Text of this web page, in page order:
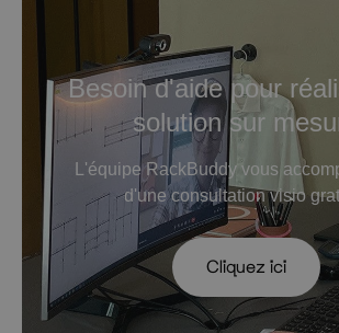
Besoin d'aide pour
solution sur
L'équipe RackBuddy vous
d'une consultation visio
Cliquez ici